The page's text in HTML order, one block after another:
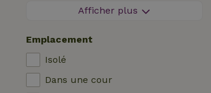
congélateur
Maisonnette
Maison de campagne
Chalet
Villa
Afficher plus
Emplacement
Isolé
Dans une cour